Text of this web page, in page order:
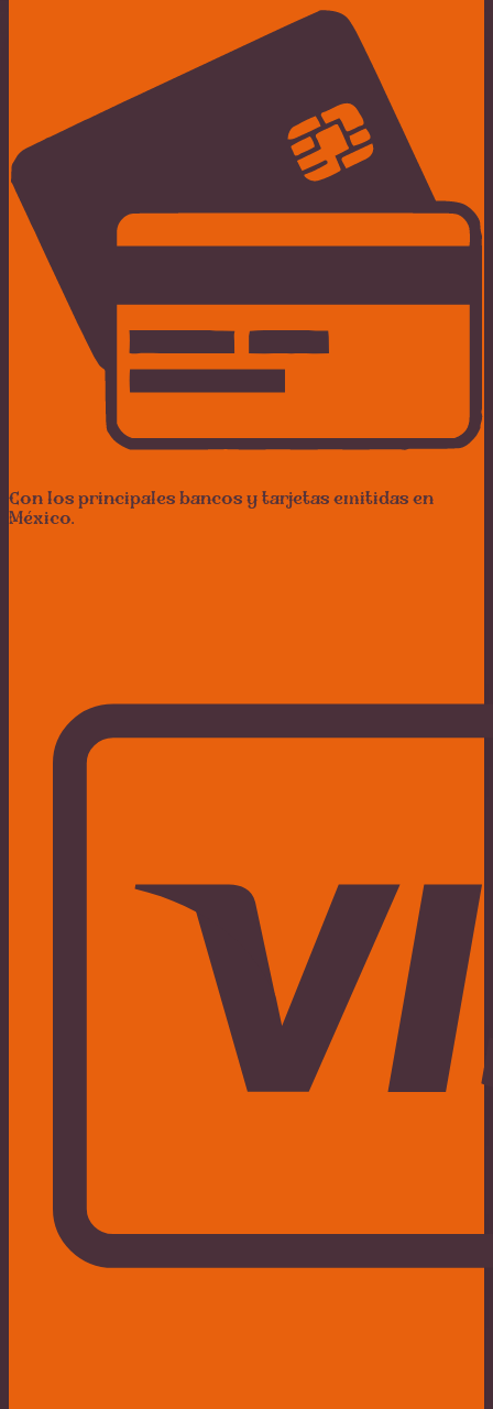
Con los principales bancos y tarjetas emitidas en
México.